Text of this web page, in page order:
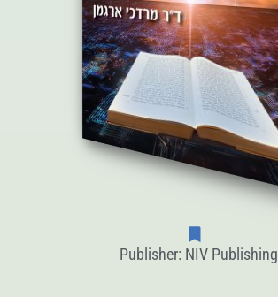
Publisher: NIV Publishing